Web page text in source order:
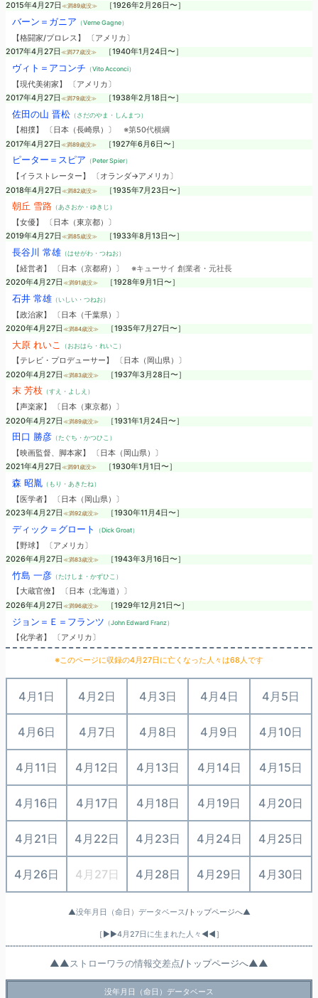
2015年4月27日 ≪満89歳没≫ ［1926年2月26日〜］
バーン＝ガニア （Verne Gagne）
【格闘家/プロレス】 〔アメリカ〕
2017年4月27日 ≪満77歳没≫ ［1940年1月24日〜］
ヴィト＝アコンチ （Vito Acconci）
【現代美術家】 〔アメリカ〕
2017年4月27日 ≪満79歳没≫ ［1938年2月18日〜］
佐田の山 晋松（さだのやま・しんまつ）
【相撲】 〔日本（長崎県）〕 ※第50代横綱
2017年4月27日 ≪満89歳没≫ ［1927年6月6日〜］
ピーター＝スピア （Peter Spier）
【イラストレーター】 〔オランダ→アメリカ〕
2018年4月27日 ≪満82歳没≫ ［1935年7月23日〜］
朝丘 雪路（あさおか・ゆきじ）
【女優】 〔日本（東京都）〕
2019年4月27日 ≪満85歳没≫ ［1933年8月13日〜］
長谷川 常雄（はせがわ・つねお）
【経営者】 〔日本（京都府）〕 ※キューサイ 創業者・元社長
2020年4月27日 ≪満91歳没≫ ［1928年9月1日〜］
石井 常雄（いしい・つねお）
【政治家】 〔日本（千葉県）〕
2020年4月27日 ≪満84歳没≫ ［1935年7月27日〜］
大原 れいこ （おおはら・れいこ）
【テレビ・プロデューサー】 〔日本（岡山県）〕
2020年4月27日 ≪満83歳没≫ ［1937年3月28日〜］
末 芳枝 （すえ・よしえ）
【声楽家】 〔日本（東京都）〕
2020年4月27日 ≪満89歳没≫ ［1931年1月24日〜］
田口 勝彦（たぐち・かつひこ）
【映画監督、脚本家】 〔日本（岡山県）〕
2021年4月27日 ≪満91歳没≫ ［1930年1月1日〜］
森 昭胤（もり・あきたね）
【医学者】 〔日本（岡山県）〕
2023年4月27日 ≪満92歳没≫ ［1930年11月4日〜］
ディック＝グロート （Dick Groat）
【野球】 〔アメリカ〕
2026年4月27日 ≪満83歳没≫ ［1943年3月16日〜］
竹島 一彦（たけしま・かずひこ）
【大蔵官僚】 〔日本（北海道）〕
2026年4月27日 ≪満96歳没≫ ［1929年12月21日〜］
ジョン＝Ｅ＝フランツ （John Edward Franz）
【化学者】 〔アメリカ〕
※このページに収録の4月27日に亡くなった人々は68人です
4月1日 4月2日 4月3日 4月4日 4月5日
4月6日 4月7日 4月8日 4月9日 4月10日
4月11日 4月12日 4月13日 4月14日 4月15日
4月16日 4月17日 4月18日 4月19日 4月20日
4月21日 4月22日 4月23日 4月24日 4月25日
4月26日 4月27日 4月28日 4月29日 4月30日
▲没年月日（命日）データベース/トップページへ▲
［▶▶4月27日に生まれた人々 ◀◀］
▲▲ストローワラの情報交差点/トップページへ▲▲
没年月日（命日）データベース